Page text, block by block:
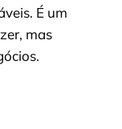
É um
mas